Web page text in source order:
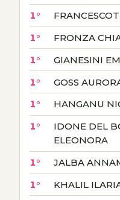
1°
1° FRONZA
1° GIANESINI
1° GOSS
1° HANGANU
1°
IDONE DEL
ELEONORA
1° JALBA
1° KHALIL